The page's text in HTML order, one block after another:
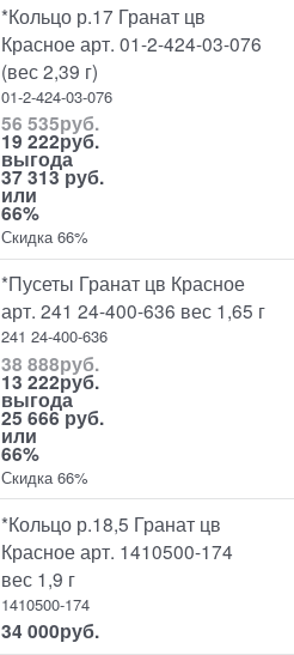
*Кольцо р.17 Гранат цв
Красное арт. 01-2-424-03-076
(вес 2,39 г)
01-2-424-03-076
56 535руб.
19 222руб.
выгода
37 313 руб.
или
66%
Скидка 66%
*Пусеты Гранат цв Красное
арт. 241 24-400-636 вес 1,65 г
241 24-400-636
38 888руб.
13 222руб.
выгода
25 666 руб.
или
66%
Скидка 66%
*Кольцо р.18,5 Гранат цв
Красное арт. 1410500-174
вес 1,9 г
1410500-174
34 000руб.